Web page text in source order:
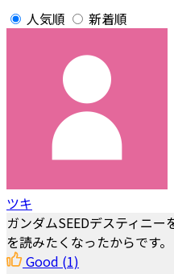
人気順 新着順
ツキ
ガンダムSEEDデスティニ
を読みたくなったからです。
Good (1)